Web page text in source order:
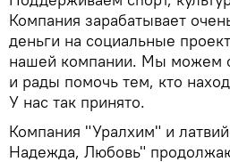
Компания зарабатывает
деньги на социальные
нашей компании. Мы можем
и рады помочь тем, кто
У нас так принято.
Компания "Уралхим" и
Надежда, Любовь"